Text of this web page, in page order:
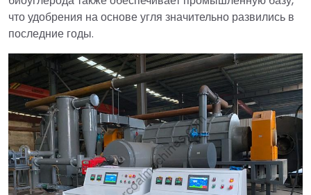
что удобрения на основе угля значительно развились в
последние годы.